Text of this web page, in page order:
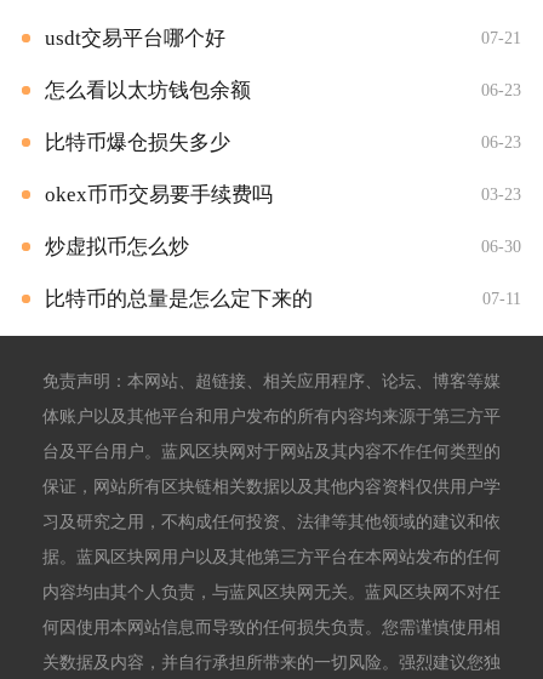
usdt交易平台哪个好 07-21
怎么看以太坊钱包余额 06-23
比特币爆仓损失多少 06-23
okex币币交易要手续费吗 03-23
炒虚拟币怎么炒 06-30
比特币的总量是怎么定下来的 07-11
免责声明：本网站、超链接、相关应用程序、论坛、博客等媒
体账户以及其他平台和用户发布的所有内容均来源于第三方平
台及平台用户。蓝风区块网对于网站及其内容不作任何类型的
保证，网站所有区块链相关数据以及其他内容资料仅供用户学
习及研究之用，不构成任何投资、法律等其他领域的建议和依
据。蓝风区块网用户以及其他第三方平台在本网站发布的任何
内容均由其个人负责，与蓝风区块网无关。蓝风区块网不对任
何因使用本网站信息而导致的任何损失负责。您需谨慎使用相
关数据及内容，并自行承担所带来的一切风险。强烈建议您独